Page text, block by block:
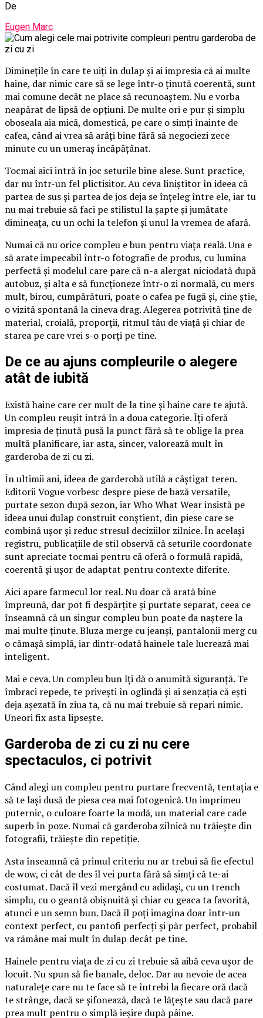
De
Eugen Marc
Diminețile în care te uiți în dulap și ai impresia că ai multe
haine, dar nimic care să se lege într-o ținută coerentă, sunt
mai comune decât ne place să recunoaștem. Nu e vorba
neapărat de lipsă de opțiuni. De multe ori e pur și simplu
oboseala aia mică, domestică, pe care o simți înainte de
cafea, când ai vrea să arăți bine fără să negociezi zece
minute cu un umeraș încăpățânat.
Tocmai aici intră în joc seturile bine alese. Sunt practice,
dar nu într-un fel plictisitor. Au ceva liniștitor în ideea că
partea de sus și partea de jos deja se înțeleg între ele, iar tu
nu mai trebuie să faci pe stilistul la șapte și jumătate
dimineața, cu un ochi la telefon și unul la vremea de afară.
Numai că nu orice compleu e bun pentru viața reală. Una e
să arate impecabil într-o fotografie de produs, cu lumina
perfectă și modelul care pare că n-a alergat niciodată după
autobuz, și alta e să funcționeze într-o zi normală, cu mers
mult, birou, cumpărături, poate o cafea pe fugă și, cine știe,
o vizită spontană la cineva drag. Alegerea potrivită ține de
material, croială, proporții, ritmul tău de viață și chiar de
starea pe care vrei s-o porți pe tine.
De ce au ajuns compleurile o alegere
atât de iubită
Există haine care cer mult de la tine și haine care te ajută.
Un compleu reușit intră în a doua categorie. Îți oferă
impresia de ținută pusă la punct fără să te oblige la prea
multă planificare, iar asta, sincer, valorează mult în
garderoba de zi cu zi.
În ultimii ani, ideea de garderobă utilă a câștigat teren.
Editorii Vogue vorbesc despre piese de bază versatile,
purtate sezon după sezon, iar Who What Wear insistă pe
ideea unui dulap construit conștient, din piese care se
combină ușor și reduc stresul deciziilor zilnice. În același
registru, publicațiile de stil observă că seturile coordonate
sunt apreciate tocmai pentru că oferă o formulă rapidă,
coerentă și ușor de adaptat pentru contexte diferite.
Aici apare farmecul lor real. Nu doar că arată bine
împreună, dar pot fi despărțite și purtate separat, ceea ce
înseamnă că un singur compleu bun poate da naștere la
mai multe ținute. Bluza merge cu jeanși, pantalonii merg cu
o cămașă simplă, iar dintr-odată hainele tale lucrează mai
inteligent.
Mai e ceva. Un compleu bun îți dă o anumită siguranță. Te
îmbraci repede, te privești în oglindă și ai senzația că ești
deja așezată în ziua ta, că nu mai trebuie să repari nimic.
Uneori fix asta lipsește.
Garderoba de zi cu zi nu cere
spectaculos, ci potrivit
Când alegi un compleu pentru purtare frecventă, tentația e
să te lași dusă de piesa cea mai fotogenică. Un imprimeu
puternic, o culoare foarte la modă, un material care cade
superb în poze. Numai că garderoba zilnică nu trăiește din
fotografii, trăiește din repetiție.
Asta înseamnă că primul criteriu nu ar trebui să fie efectul
de wow, ci cât de des îl vei purta fără să simți că te-ai
costumat. Dacă îl vezi mergând cu adidași, cu un trench
simplu, cu o geantă obișnuită și chiar cu geaca ta favorită,
atunci e un semn bun. Dacă îl poți imagina doar într-un
context perfect, cu pantofi perfecți și păr perfect, probabil
va rămâne mai mult în dulap decât pe tine.
Hainele pentru viața de zi cu zi trebuie să aibă ceva ușor de
locuit. Nu spun să fie banale, deloc. Dar au nevoie de acea
naturalețe care nu te face să te întrebi la fiecare oră dacă
te strânge, dacă se șifonează, dacă te lățește sau dacă pare
prea mult pentru o simplă ieșire după pâine.